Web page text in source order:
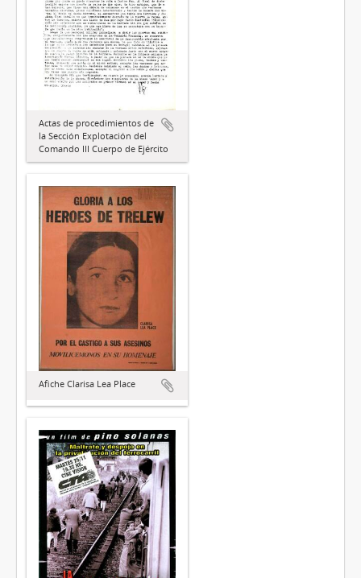
Actas de procedimientos de
la Sección Explotación del
Comando III Cuerpo de Ejército
Afiche Clarisa Lea Place